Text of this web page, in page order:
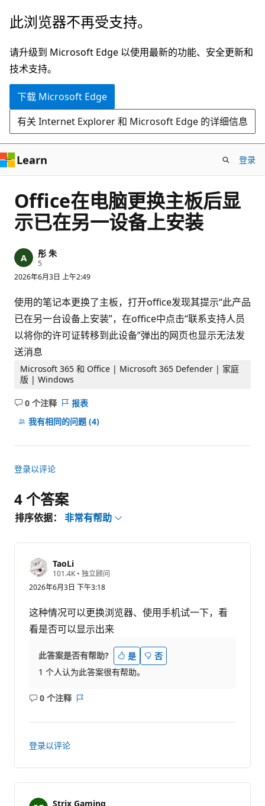
跳
主
要
内
此浏览器不再受支持。
请升级到 Microsoft Edge 以使用最新的功能、安全更新和
技术支持。
下载 Microsoft Edge
有关 Internet Explorer 和 Microsoft Edge 的详细信息
Learn 登录
Office在电脑更换主板后显
示已在另一设备上安装
彤 朱
5
誉
分
2026年6月3日 上午2:49
使用的笔记本更换了主板，打开office发现其提示“此产品
已在另一台设备上安装”，在office中点击“联系支持人员
以将你的许可证转移到此设备”弹出的网页也显示无法发
送消息
Microsoft 365 和 Office | Microsoft 365 Defender | 家庭
版 | Windows
0 个注释
无
注
报表
我有相同的问题 (4)
登录以评论
4 个答案
排序依据： 非常有帮助
TaoLi
101.4K 信
誉
分
• 独立顾问
2026年6月3日 下午3:18
这种情况可以更换浏览器、使用手机试一下，看
看是否可以显示出来
此答案是否有帮助? 是
否
1 个人认为此答案很有帮助。
0 个注释
无
登录以评论
Strix Gaming